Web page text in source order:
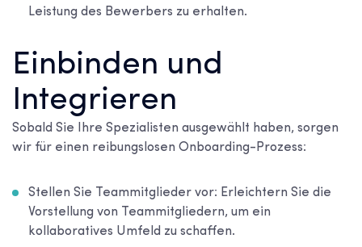
Leistung des Bewerbers zu erhalten.
Einbinden und
Integrieren
Sobald Sie Ihre Spezialisten ausgewählt haben, sorgen
wir für einen reibungslosen Onboarding-Prozess:
Stellen Sie Teammitglieder vor: Erleichtern Sie die
Vorstellung von Teammitgliedern, um ein
kollaboratives Umfeld zu schaffen.